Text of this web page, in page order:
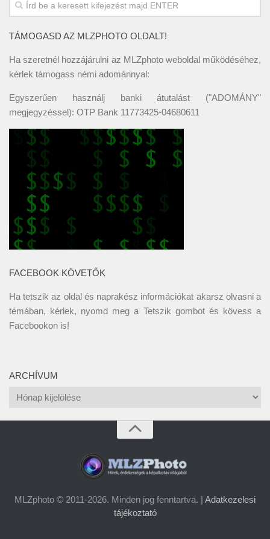
TÁMOGASD AZ MLZPHOTO OLDALT!
Ha szeretnél hozzájárulni az MLZphoto weboldal működéséhez,
kérlek támogass némi adománnyal:
Egyszerűen használj banki átutalást ("ADOMÁNY"
megjegyzéssel): OTP Bank 11773425-04680611
FACEBOOK KÖVETŐK
Ha tetszik az oldal és naprakész információkat akarsz olvasni a
témában, kérlek, nyomd meg a Tetszik gombot és kövess a
Facebookon is!
ARCHÍVUM
Archívum
MLZphoto © 2011-2026. Minden jog fenntartva. | Adatkezelesi
tájékoztató